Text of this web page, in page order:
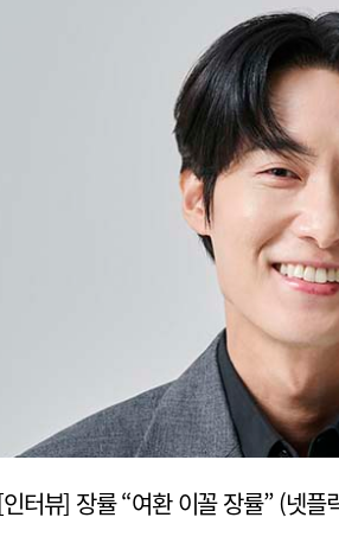
[인터뷰] 장률 “여환 이꼴 장률” (넷